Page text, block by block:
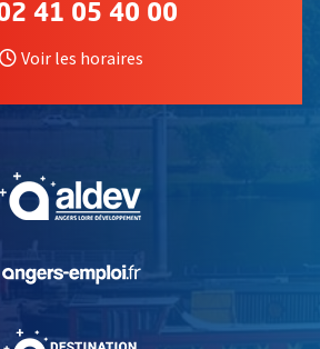
41 05 40 00
Voir les horaires
, Ouvre une nouvelle